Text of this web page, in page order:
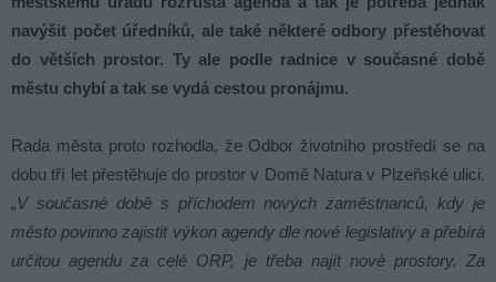
navýšit počet úředníků, ale také některé odbory přestěhovat
do větších prostor. Ty ale podle radnice v současné době
městu chybí a tak se vydá cestou pronájmu.
Rada města proto rozhodla, že Odbor životního prostředí se na
dobu tří let přestěhuje do prostor v Domě Natura v Plzeňské ulici.
„V současné době s příchodem nových zaměstnanců, kdy je
město povinno zajistit výkon agendy dle nové legislativy a přebírá
určitou agendu za celé ORP, je třeba najít nové prostory. Za